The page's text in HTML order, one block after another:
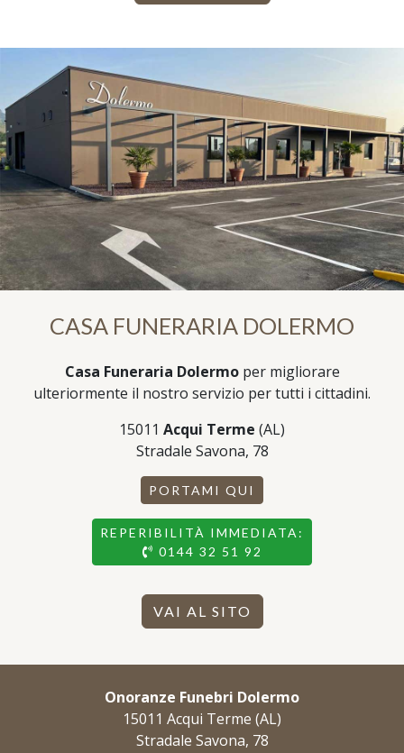
CASA FUNERARIA DOLERMO
Casa Funeraria Dolermoper migliorare
ulteriormente il nostro servizio per tutti i cittadini.
15011 Acqui Terme (AL)
Stradale Savona, 78
PORTAMI QUI
REPERIBILITÀ IMMEDIATA:
0144 32 51 92
VAI AL SITO
Onoranze Funebri Dolermo
15011 Acqui Terme (AL)
Stradale Savona, 78